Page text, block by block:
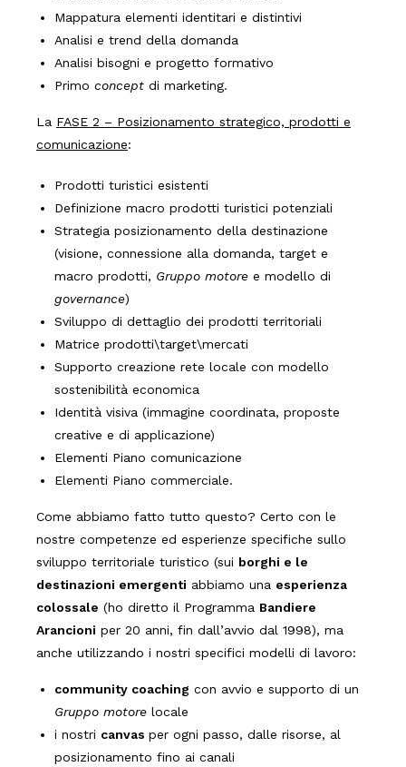
Mappatura elementi identitari e distintivi
Analisi e trend della domanda
Analisi bisogni e progetto formativo
Primo concept di marketing.
La FASE 2 – Posizionamento strategico, prodotti e
comunicazione:
Prodotti turistici esistenti
Definizione macro prodotti turistici potenziali
Strategia posizionamento della destinazione
(visione, connessione alla domanda, target e
macro prodotti, Gruppo motore e modello di
governance)
Sviluppo di dettaglio dei prodotti territoriali
Matrice prodotti\target\mercati
Supporto creazione rete locale con modello
sostenibilità economica
Identità visiva (immagine coordinata, proposte
creative e di applicazione)
Elementi Piano comunicazione
Elementi Piano commerciale.
Come abbiamo fatto tutto questo? Certo con le
nostre competenze ed esperienze specifiche sullo
sviluppo territoriale turistico (sui borghi e le
destinazioni emergenti abbiamo una esperienza
colossale (ho diretto il Programma Bandiere
Arancioni per 20 anni, fin dall’avvio dal 1998), ma
anche utilizzando i nostri specifici modelli di lavoro:
community coaching con avvio e supporto di un
Gruppo motore locale
i nostri canvas per ogni passo, dalle risorse, al
posizionamento fino ai canali